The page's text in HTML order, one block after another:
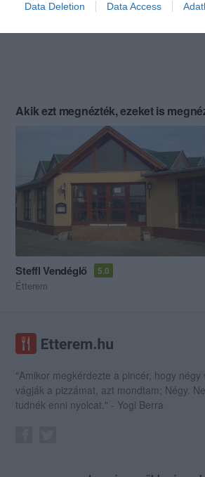
Data Deletion Data Access
Akik ezt megnézték, ezeket is
Steffl Vendéglő 5.0
Étterem
"Amikor megkérdezte a pincér, hogy négy
vágják a pizzámat, azt mondtam; Négy.
tudnék enni nyolcat." - Yogi Berra